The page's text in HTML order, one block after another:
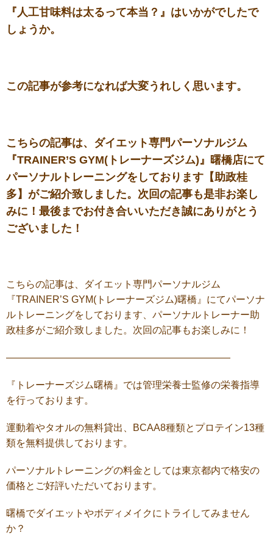
『人工甘味料は太るって本当？』はいかがでしたで
しょうか。
この記事が参考になれば大変うれしく思います。
こちらの記事は、ダイエット専門パーソナルジム
『TRAINER’S GYM(トレーナーズジム)』曙橋店にて
パーソナルトレーニングをしております【助政桂
多】がご紹介致しました。次回の記事も是非お楽し
みに！最後までお付き合いいただき誠にありがとう
ございました！
こちらの記事は、ダイエット専門パーソナルジム
『TRAINER’S GYM( トレーナーズジム)曙橋 』にてパーソナ
ルトレーニングをしております、パーソナルトレーナー助
政桂多がご紹介致しました。次回の記事もお楽しみに！
———————————————————————
『トレーナーズジム曙橋』では管理栄養士監修の栄養指導
を行っております。
運動着やタオルの無料貸出、BCAA8種類とプロテイン13種
類を無料提供しております。
パーソナルトレーニングの料金としては東京都内で格安の
価格とご好評いただいております。
曙橋でダイエットやボディメイクにトライしてみません
か？